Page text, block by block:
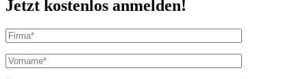
Jetzt kostenlos anmelden!